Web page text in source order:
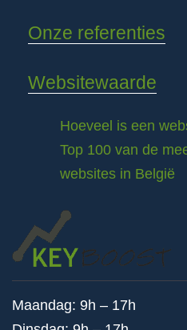
Onze referenties
Websitewaarde
Hoeveel is een
Top 100 van de
websites in België
Maandag: 9h – 17h